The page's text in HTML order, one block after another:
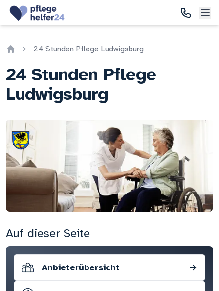
24 Stunden Pflege Ludwigsburg
24 Stunden Pflege
Ludwigsburg
Auf dieser Seite
Anbieterübersicht →